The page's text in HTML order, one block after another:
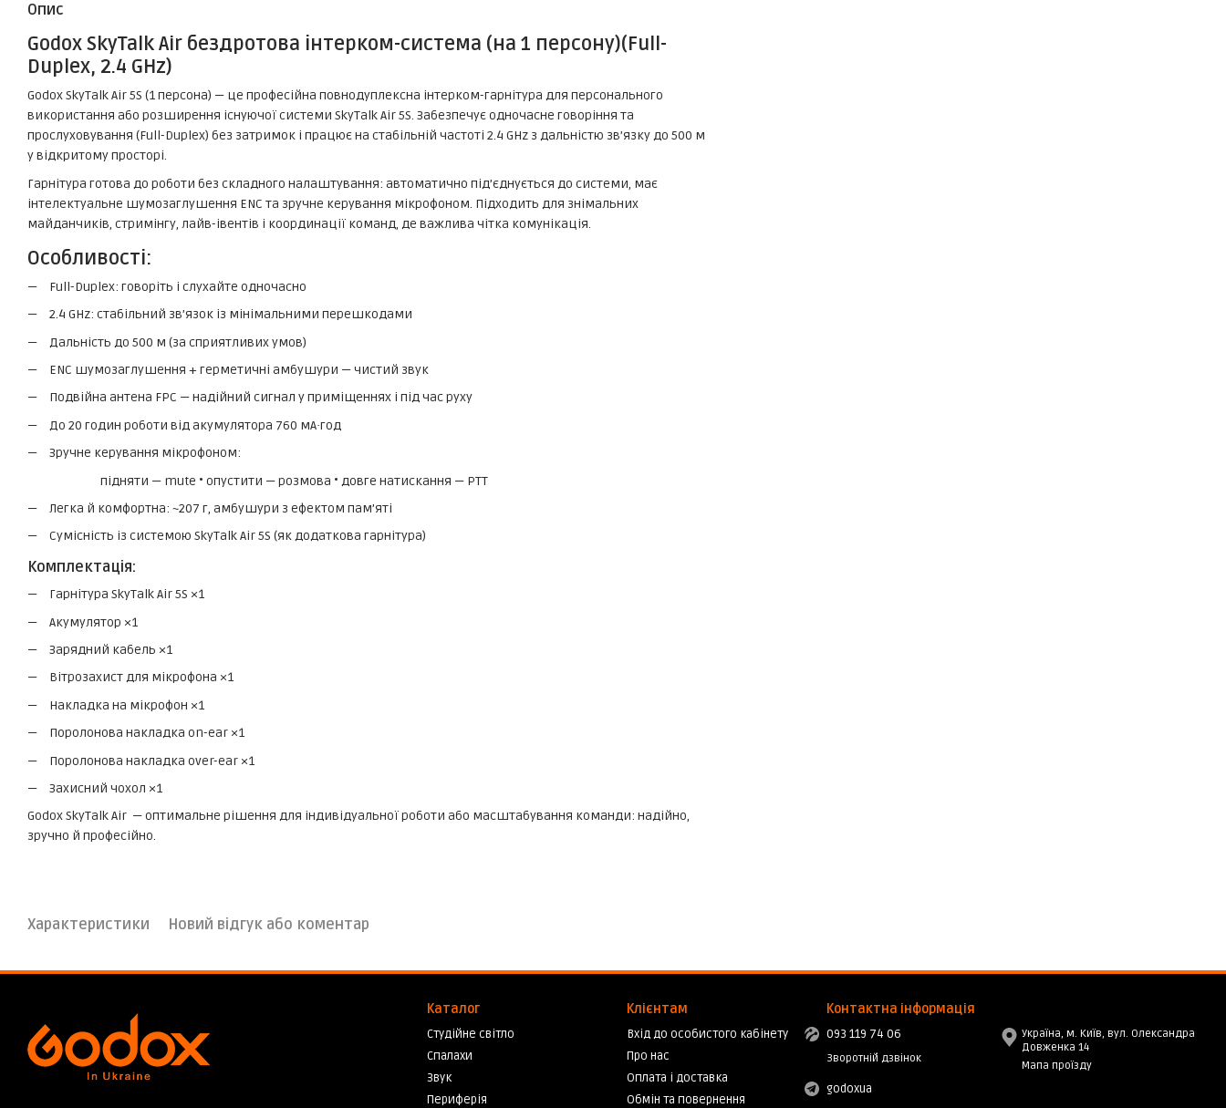
Опис
Godox SkyTalk Air бездротова інтерком-система (на 1 персону)(Full-
Duplex, 2.4 GHz)
Godox SkyTalk Air 5S (1 персона) — це професійна повнодуплексна інтерком-гарнітура для персонального
використання або розширення існуючої системи SkyTalk Air 5S. Забезпечує одночасне говоріння та
прослуховування (Full-Duplex) без затримок і працює на стабільній частоті 2.4 GHz з дальністю зв’язку до 500 м
у відкритому просторі.
Гарнітура готова до роботи без складного налаштування: автоматично під’єднується до системи, має
інтелектуальне шумозаглушення ENC та зручне керування мікрофоном. Підходить для знімальних
майданчиків, стримінгу, лайв-івентів і координації команд, де важлива чітка комунікація.
Особливості:
Full-Duplex: говоріть і слухайте одночасно
2.4 GHz: стабільний зв’язок із мінімальними перешкодами
Дальність до 500 м (за сприятливих умов)
ENC шумозаглушення + герметичні амбушури — чистий звук
Подвійна антена FPC — надійний сигнал у приміщеннях і під час руху
До 20 годин роботи від акумулятора 760 мА·год
Зручне керування мікрофоном:
підняти — mute • опустити — розмова • довге натискання — PTT
Легка й комфортна: ~207 г, амбушури з ефектом пам’яті
Сумісність із системою SkyTalk Air 5S (як додаткова гарнітура)
Комплектація:
Гарнітура SkyTalk Air 5S ×1
Акумулятор ×1
Зарядний кабель ×1
Вітрозахист для мікрофона ×1
Накладка на мікрофон ×1
Поролонова накладка on-ear ×1
Поролонова накладка over-ear ×1
Захисний чохол ×1
Godox SkyTalk Air — оптимальне рішення для індивідуальної роботи або масштабування команди: надійно,
зручно й професійно.
Характеристики Новий відгук або коментар
Каталог
Студійне світло
Спалахи
Звук
Периферія
Клієнтам
Вхід до особистого кабінету
Про нас
Оплата і доставка
Обмін та повернення
Контактна інформація
093 119 74 06
Зворотній дзвінок
godoxua
Україна, м. Київ, вул. Олександра
Довженка 14
Мапа проїзду